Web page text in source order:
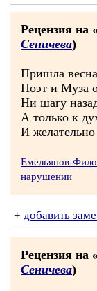
Рецензия на
Сеничева)
Пришла
Поэт и Муза
Ни шагу
А только к
И желательно
Емельянов-
нарушении
+ добавить
Рецензия на
Сеничева)